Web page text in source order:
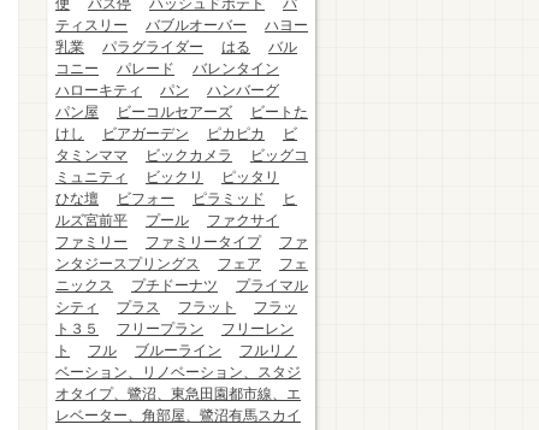
便
バス停 ハッシュドポテト
パ
ティスリー
バブルオーバー
ハヨー
乳業
パラグライダー はる
バル
コニー
パレード
バレンタイン
ハローキティ
パン
ハンバーグ
パン屋
ビーコルセアーズ
ビートた
けし
ビアガーデン ピカピカ
ビ
タミンママ
ビックカメラ
ビッグコ
ミュニティ
ビックリ
ピッタリ
ひな壇
ビフォー ピラミッド
ヒ
ルズ宮前平
プール
ファクサイ
ファミリー
ファミリータイプ
ファ
ンタジースプリングス
フェア
フェ
ニックス
プチドーナツ
プライマル
シティ
プラス フラット
フラッ
ト３５
フリープラン
フリーレン
ト
フル ブルーライン
フルリノ
ベーション、リノベーション、スタジ
オタイプ、鷺沼、東急田園都市線、エ
レベーター、角部屋、鷺沼有馬スカイ